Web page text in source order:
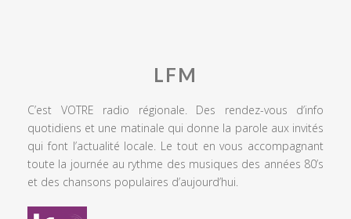
LFM
C’est VOTRE radio régionale. Des rendez-vous d’info
quotidiens et une matinale qui donne la parole aux invités
qui font l’actualité locale. Le tout en vous accompagnant
toute la journée au rythme des musiques des années 80’s
et des chansons populaires d’aujourd’hui.